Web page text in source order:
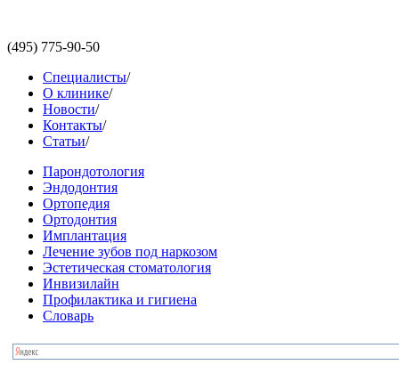
(495) 775-90-50
Специалисты/
О клинике/
Новости/
Контакты/
Статьи/
Парондотология
Эндодонтия
Ортопедия
Ортодонтия
Имплантация
Лечение зубов под наркозом
Эстетическая стоматология
Инвизилайн
Профилактика и гигиена
Словарь